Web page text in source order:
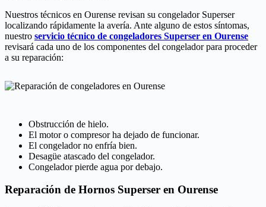
Nuestros técnicos en Ourense revisan su congelador Superser
localizando rápidamente la avería. Ante alguno de estos síntomas,
nuestro servicio técnico de congeladores Superser en Ourense
revisará cada uno de los componentes del congelador para proceder
a su reparación:
Obstrucción de hielo.
El motor o compresor ha dejado de funcionar.
El congelador no enfría bien.
Desagüe atascado del congelador.
Congelador pierde agua por debajo.
Reparación de Hornos Superser en Ourense